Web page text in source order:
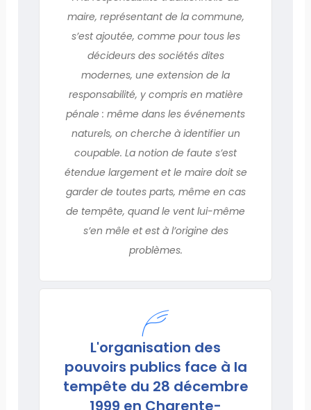
maire, représentant de la commune,
s’est ajoutée, comme pour tous les
décideurs des sociétés dites
modernes, une extension de la
responsabilité, y compris en matière
pénale : même dans les événements
naturels, on cherche à identifier un
coupable. La notion de faute s’est
étendue largement et le maire doit se
garder de toutes parts, même en cas
de tempête, quand le vent lui-même
s’en mêle et est à l’origine des
problèmes.
L'organisation des
pouvoirs publics face à la
tempête du 28 décembre
1999 en Charente-